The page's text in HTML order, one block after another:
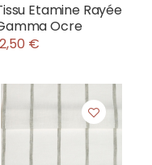
Etamine Rayée
Ocre
€